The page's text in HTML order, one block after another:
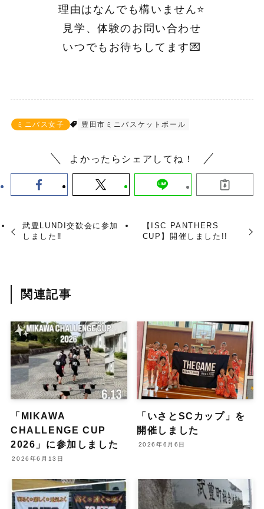
理由はなんでも構いません⭐️
見学、体験のお問い合わせ
いつでもお待ちしてます💌
ミニバス女子 豊田市ミニバスケットボール
よかったらシェアしてね！
武豊LUNDI交歓会に参加
しました‼︎
【ISC PANTHERS
CUP】開催しました!!
関連記事
「MIKAWA
CHALLENGE CUP
2026」に参加しました
2026年6月13日
「いさとSCカップ」を
開催しました
2026年6月6日